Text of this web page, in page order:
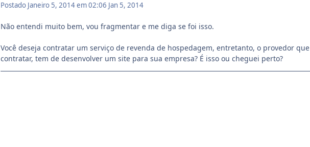
Postado Janeiro 5, 2014 em 02:06 Jan 5, 2014
Não entendi muito bem, vou fragmentar e me diga se foi isso.
Você deseja contratar um serviço de revenda de hospedagem, entretanto, o provedor que
contratar, tem de desenvolver um site para sua empresa? É isso ou cheguei perto?